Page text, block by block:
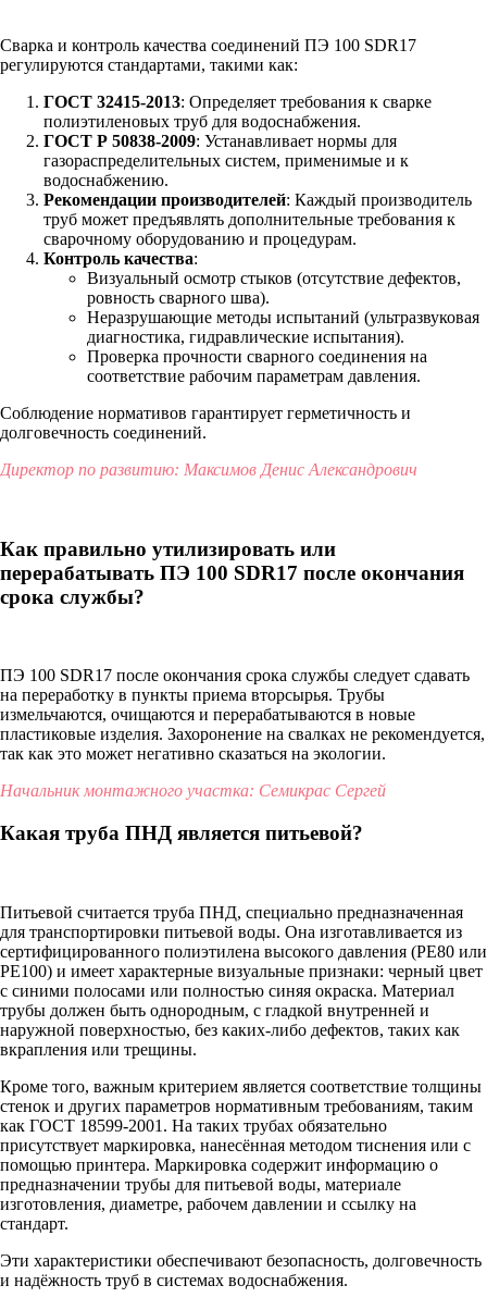
Сварка и контроль качества соединений ПЭ 100 SDR17
регулируются стандартами, такими как:
ГОСТ 32415-2013: Определяет требования к сварке
полиэтиленовых труб для водоснабжения.
ГОСТ Р 50838-2009: Устанавливает нормы для
газораспределительных систем, применимые и к
водоснабжению.
Рекомендации производителей: Каждый производитель
труб может предъявлять дополнительные требования к
сварочному оборудованию и процедурам.
Контроль качества:
Визуальный осмотр стыков (отсутствие дефектов,
ровность сварного шва).
Неразрушающие методы испытаний (ультразвуковая
диагностика, гидравлические испытания).
Проверка прочности сварного соединения на
соответствие рабочим параметрам давления.
Соблюдение нормативов гарантирует герметичность и
долговечность соединений.
Директор по развитию: Максимов Денис Александрович
Как правильно утилизировать или
перерабатывать ПЭ 100 SDR17 после окончания
срока службы?
ПЭ 100 SDR17 после окончания срока службы следует сдавать
на переработку в пункты приема вторсырья. Трубы
измельчаются, очищаются и перерабатываются в новые
пластиковые изделия. Захоронение на свалках не рекомендуется,
так как это может негативно сказаться на экологии.
Начальник монтажного участка: Семикрас Сергей
Какая труба ПНД является питьевой?
Питьевой считается труба ПНД, специально предназначенная
для транспортировки питьевой воды. Она изготавливается из
сертифицированного полиэтилена высокого давления (PE80 или
PE100) и имеет характерные визуальные признаки: черный цвет
с синими полосами или полностью синяя окраска. Материал
трубы должен быть однородным, с гладкой внутренней и
наружной поверхностью, без каких-либо дефектов, таких как
вкрапления или трещины.
Кроме того, важным критерием является соответствие толщины
стенок и других параметров нормативным требованиям, таким
как ГОСТ 18599-2001. На таких трубах обязательно
присутствует маркировка, нанесённая методом тиснения или с
помощью принтера. Маркировка содержит информацию о
предназначении трубы для питьевой воды, материале
изготовления, диаметре, рабочем давлении и ссылку на
стандарт.
Эти характеристики обеспечивают безопасность, долговечность
и надёжность труб в системах водоснабжения.